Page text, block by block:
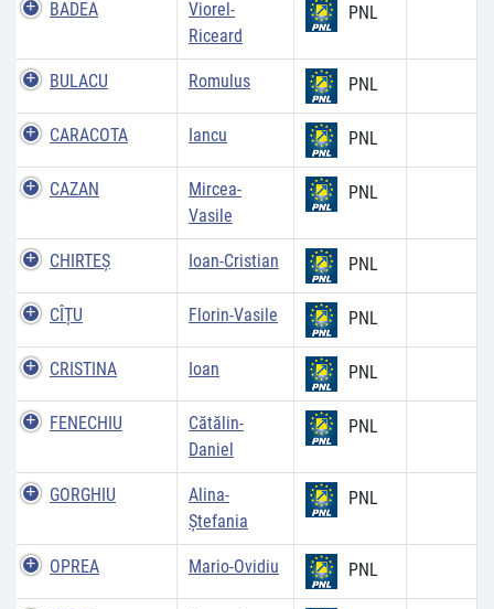
BADEA
Viorel-
Riceard
PNL
BULACU Romulus PNL
CARACOTA Iancu PNL
CAZAN
Mircea-
Vasile
PNL
CHIRTEŞ Ioan-Cristian PNL
CÎȚU Florin-Vasile PNL
CRISTINA Ioan PNL
FENECHIU
Cătălin-
Daniel
PNL
GORGHIU
Alina-
Ştefania
PNL
OPREA Mario-Ovidiu PNL